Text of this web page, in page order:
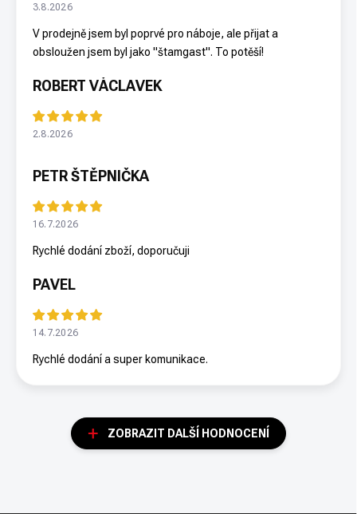
3.8.2026
V prodejně jsem byl poprvé pro náboje, ale přijat a
obsloužen jsem byl jako "štamgast". To potěší!
ROBERT VÁCLAVEK
2.8.2026
PETR ŠTĚPNIČKA
16.7.2026
Rychlé dodání zboží, doporučuji
PAVEL
14.7.2026
Rychlé dodání a super komunikace.
ZOBRAZIT DALŠÍ HODNOCENÍ